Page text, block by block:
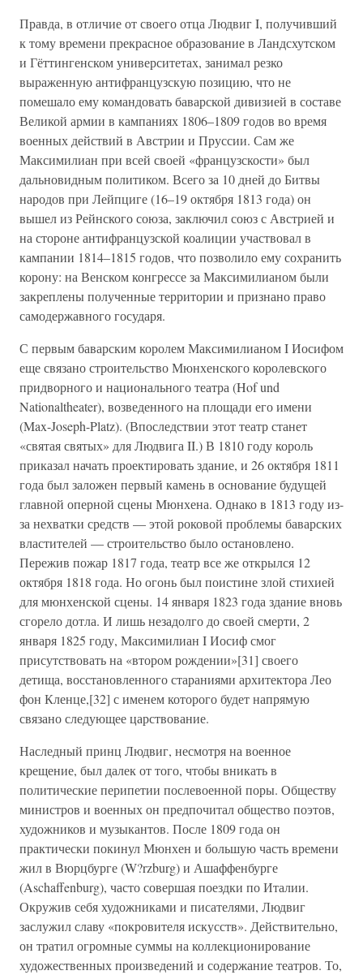
Правда, в отличие от своего отца Людвиг I, получивший
к тому времени прекрасное образование в Ландсхутском
и Гёттингенском университетах, занимал резко
выраженную антифранцузскую позицию, что не
помешало ему командовать баварской дивизией в составе
Великой армии в кампаниях 1806–1809 годов во время
военных действий в Австрии и Пруссии. Сам же
Максимилиан при всей своей «французскости» был
дальновидным политиком. Всего за 10 дней до Битвы
народов при Лейпциге (16–19 октября 1813 года) он
вышел из Рейнского союза, заключил союз с Австрией и
на стороне антифранцузской коалиции участвовал в
кампании 1814–1815 годов, что позволило ему сохранить
корону: на Венском конгрессе за Максимилианом были
закреплены полученные территории и признано право
самодержавного государя.
С первым баварским королем Максимилианом I Иосифом
еще связано строительство Мюнхенского королевского
придворного и национального театра (Hof und
Nationaltheater), возведенного на площади его имени
(Max-Joseph-Platz). (Впоследствии этот театр станет
«святая святых» для Людвига II.) В 1810 году король
приказал начать проектировать здание, и 26 октября 1811
года был заложен первый камень в основание будущей
главной оперной сцены Мюнхена. Однако в 1813 году из-
за нехватки средств — этой роковой проблемы баварских
властителей — строительство было остановлено.
Пережив пожар 1817 года, театр все же открылся 12
октября 1818 года. Но огонь был поистине злой стихией
для мюнхенской сцены. 14 января 1823 года здание вновь
сгорело дотла. И лишь незадолго до своей смерти, 2
января 1825 году, Максимилиан I Иосиф смог
присутствовать на «втором рождении»[31] своего
детища, восстановленного стараниями архитектора Лео
фон Кленце,[32] с именем которого будет напрямую
связано следующее царствование.
Наследный принц Людвиг, несмотря на военное
крещение, был далек от того, чтобы вникать в
политические перипетии послевоенной поры. Обществу
министров и военных он предпочитал общество поэтов,
художников и музыкантов. После 1809 года он
практически покинул Мюнхен и большую часть времени
жил в Вюрцбурге (W?rzburg) и Ашаффенбурге
(Aschaffenburg), часто совершая поездки по Италии.
Окружив себя художниками и писателями, Людвиг
заслужил славу «покровителя искусств». Действительно,
он тратил огромные суммы на коллекционирование
художественных произведений и содержание театров. То,